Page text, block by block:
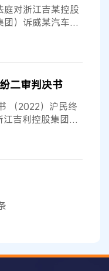
庭对浙江吉某控股
）诉威某汽车科
团）因大量员工
密侵权纠纷案作
二审判决书
（2022）沪民终
吉利控股集团有
江吉利汽车研究
：成都高原汽车
限公司（以下简称